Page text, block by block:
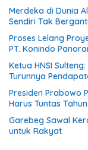
Merdeka di Dunia
Sendiri Tak
Proses Lelang
PT. Konindo
Ketua HNSI
Turunnya
Presiden Prabowo
Harus Tuntas
Garebeg Sawal
untuk Rakyat